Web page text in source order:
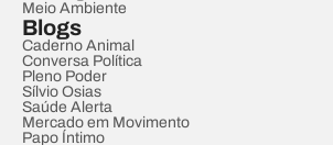
Meio Ambiente
Blogs
Caderno Animal
Conversa Política
Pleno Poder
Sílvio Osias
Saúde Alerta
Mercado em Movimento
Papo Íntimo